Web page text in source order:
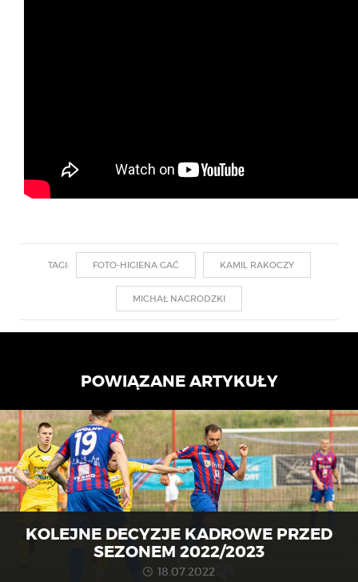
TAGI: FOTO-HIGIENA GAĆ KAMIL RAKOCZY
MICHAŁ NAGRODZKI
POWIĄZANE ARTYKUŁY
KOLEJNE DECYZJE KADROWE PRZED
SEZONEM 2022/2023
18.07.2022